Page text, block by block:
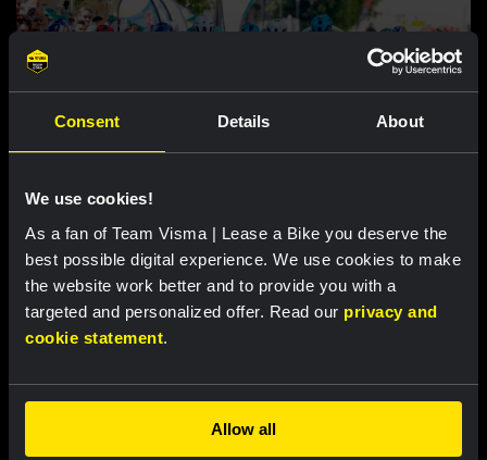
Consent Details About
We use cookies!
As a fan of Team Visma | Lease a Bike you deserve the
best possible digital experience. We use cookies to make
the website work better and to provide you with a
targeted and personalized offer. Read our privacy and
cookie statement.
Allow all
RACE REPORT | 7 AUG, 18:00
Brennan sprints to second victory in
Vuelta a Burgos
Featured products